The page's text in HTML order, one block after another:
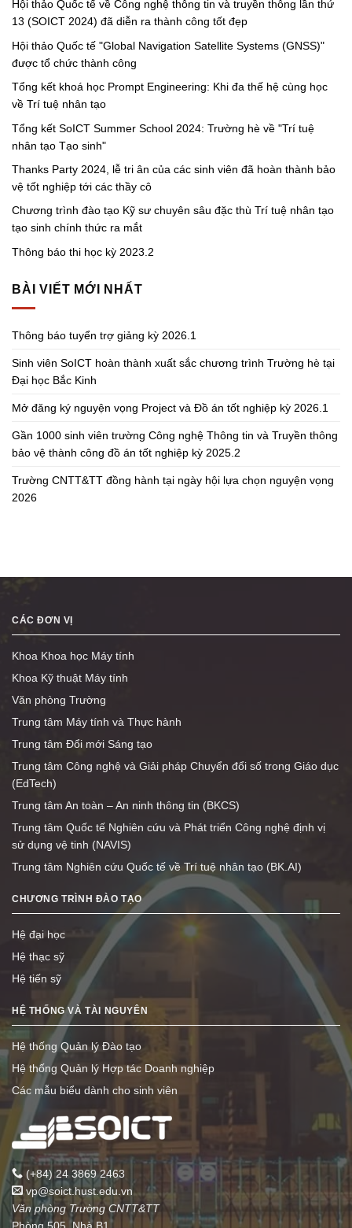
Hội thảo Quốc tế về Công nghệ thông tin và truyền thông lần thứ
13 (SOICT 2024) đã diễn ra thành công tốt đẹp
Hội thảo Quốc tế "Global Navigation Satellite Systems (GNSS)"
được tổ chức thành công
Tổng kết khoá học Prompt Engineering: Khi đa thế hệ cùng học
về Trí tuệ nhân tạo
Tổng kết SoICT Summer School 2024: Trường hè về "Trí tuệ
nhân tạo Tạo sinh"
Thanks Party 2024, lễ tri ân của các sinh viên đã hoàn thành bảo
vệ tốt nghiệp tới các thầy cô
Chương trình đào tạo Kỹ sư chuyên sâu đặc thù Trí tuệ nhân tạo
tạo sinh chính thức ra mắt
Thông báo thi học kỳ 2023.2
BÀI VIẾT MỚI NHẤT
Thông báo tuyển trợ giảng kỳ 2026.1
Sinh viên SoICT hoàn thành xuất sắc chương trình Trường hè tại
Đại học Bắc Kinh
Mở đăng ký nguyện vọng Project và Đồ án tốt nghiệp kỳ 2026.1
Gần 1000 sinh viên trường Công nghệ Thông tin và Truyền thông
bảo vệ thành công đồ án tốt nghiệp kỳ 2025.2
Trường CNTT&TT đồng hành tại ngày hội lựa chọn nguyện vọng
2026
CÁC ĐƠN VỊ
Khoa Khoa học Máy tính
Khoa Kỹ thuật Máy tính
Văn phòng Trường
Trung tâm Máy tính và Thực hành
Trung tâm Đổi mới Sáng tạo
Trung tâm Công nghệ và Giải pháp Chuyển đổi số trong Giáo dục
(EdTech)
Trung tâm An toàn – An ninh thông tin (BKCS)
Trung tâm Quốc tế Nghiên cứu và Phát triển Công nghệ định vị
sử dụng vệ tinh (NAVIS)
Trung tâm Nghiên cứu Quốc tế về Trí tuệ nhân tạo (BK.AI)
CHƯƠNG TRÌNH ĐÀO TẠO
Hệ đại học
Hệ thạc sỹ
Hệ tiến sỹ
HỆ THỐNG VÀ TÀI NGUYÊN
Hệ thống Quản lý Đào tạo
Hệ thống Quản lý Hợp tác Doanh nghiệp
Các mẫu biểu dành cho sinh viên
(+84) 24 3869 2463
vp@soict.hust.edu.vn
Văn phòng Trường CNTT&TT